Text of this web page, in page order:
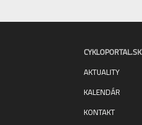
CYKLOPORTAL.SK
AKTUALITY
KALENDÁR
KONTAKT